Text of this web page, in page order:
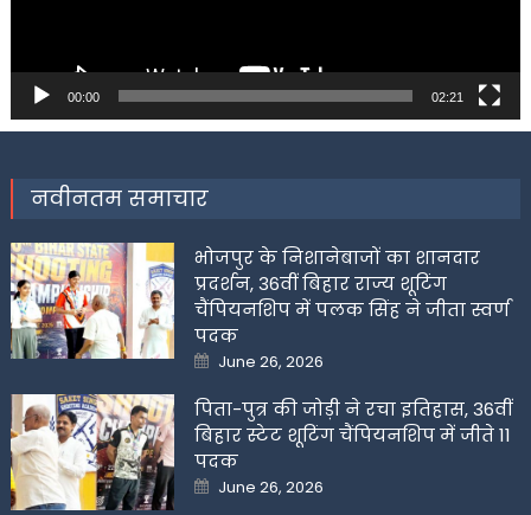
00:00 02:21
नवीनतम समाचार
भोजपुर के निशानेबाजों का शानदार
प्रदर्शन, 36वीं बिहार राज्य शूटिंग
चैंपियनशिप में पलक सिंह ने जीता स्वर्ण
पदक
Posted
on
June 26, 2026
पिता-पुत्र की जोड़ी ने रचा इतिहास, 36वीं
बिहार स्टेट शूटिंग चैंपियनशिप में जीते 11
पदक
Posted
on
June 26, 2026